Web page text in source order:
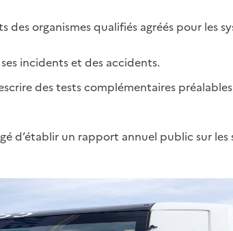
des organismes qualifiés agréés pour les
incidents et des accidents.
des tests complémentaires
d’établir un rapport annuel public sur les